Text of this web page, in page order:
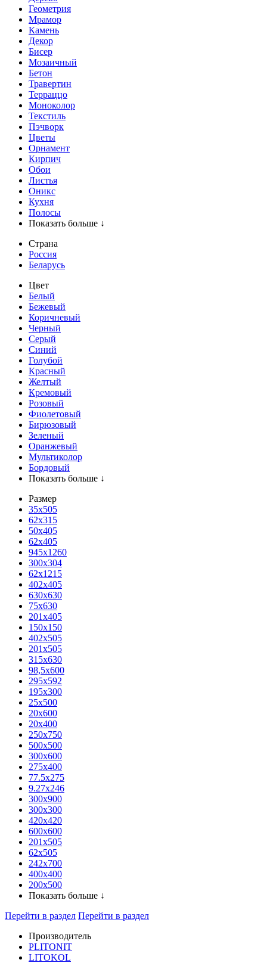
Геометрия
Мрамор
Камень
Декор
Бисер
Мозаичный
Бетон
Травертин
Терраццо
Моноколор
Текстиль
Пэчворк
Цветы
Орнамент
Кирпич
Обои
Листья
Оникс
Кухня
Полосы
Показать больше ↓
Страна
Россия
Беларусь
Цвет
Белый
Бежевый
Коричневый
Черный
Серый
Синий
Голубой
Красный
Желтый
Кремовый
Розовый
Фиолетовый
Бирюзовый
Зеленый
Оранжевый
Мультиколор
Бордовый
Показать больше ↓
Размер
35х505
62x315
50x405
62х405
945x1260
300x304
62x1215
402x405
630x630
75x630
201x405
150x150
402x505
201x505
315x630
98,5х600
295x592
195х300
25x500
20х600
20х400
250x750
500x500
300x600
275x400
77.5х275
9.27x246
300x900
300x300
420х420
600х600
201х505
62х505
242х700
400х400
200х500
Показать больше ↓
Перейти в раздел Перейти в раздел
Производитель
PLITONIT
LITOKOL